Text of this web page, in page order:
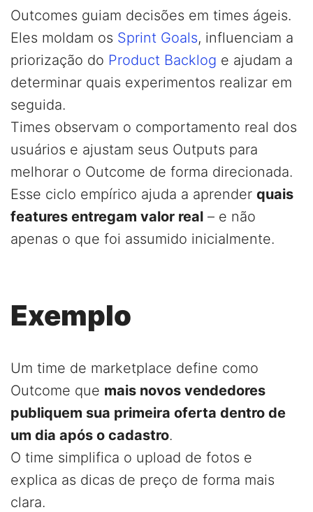
Outcomes guiam decisões em times ágeis.
Eles moldam os Sprint Goals, influenciam a
priorização do Product Backlog e ajudam a
determinar quais experimentos realizar em
seguida.
Times observam o comportamento real dos
usuários e ajustam seus Outputs para
melhorar o Outcome de forma direcionada.
Esse ciclo empírico ajuda a aprender quais
features entregam valor real – e não
apenas o que foi assumido inicialmente.
Exemplo
Um time de marketplace define como
Outcome que mais novos vendedores
publiquem sua primeira oferta dentro de
um dia após o cadastro.
O time simplifica o upload de fotos e
explica as dicas de preço de forma mais
clara.